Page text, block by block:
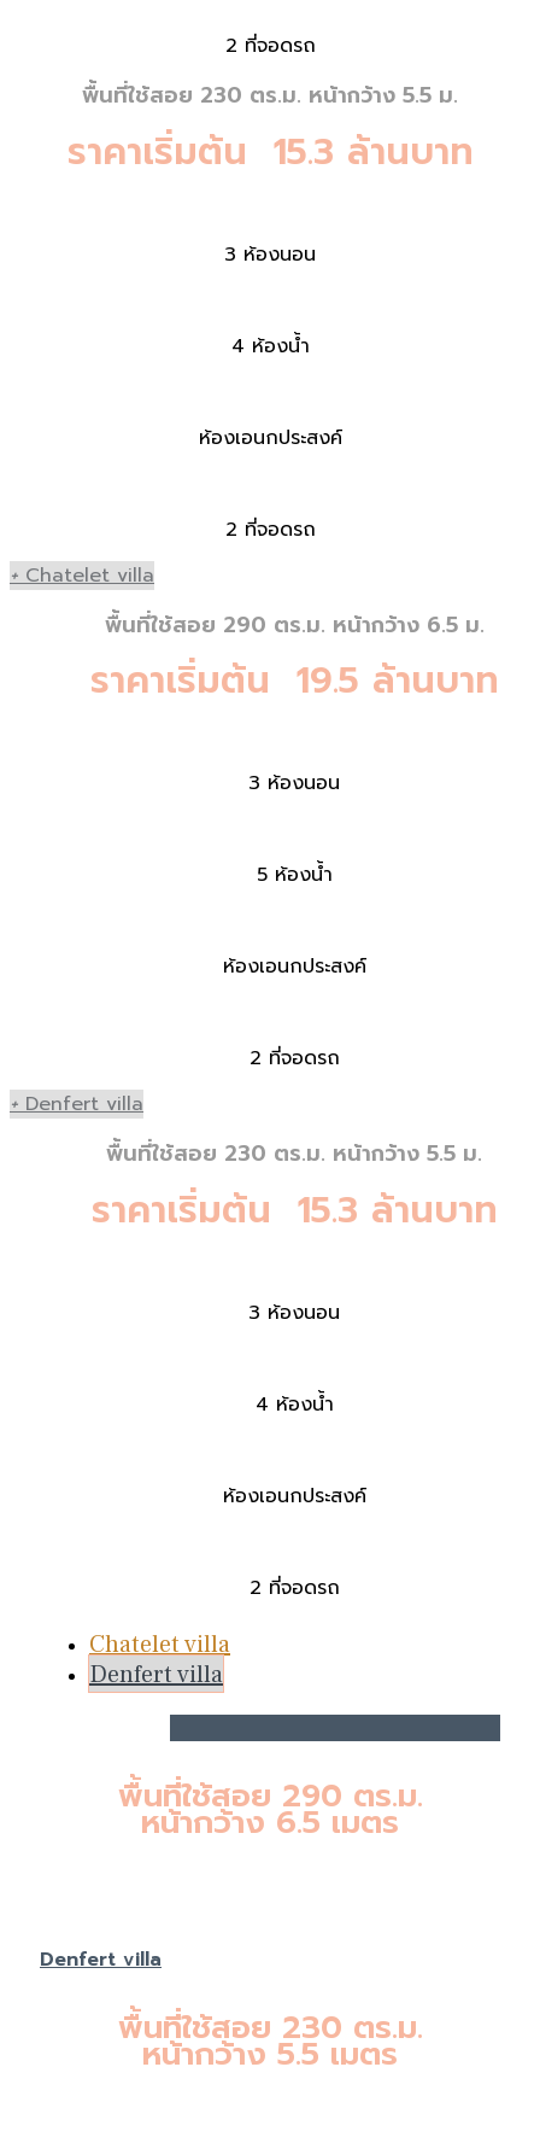
2 ที่จอดรถ
พื้นที่ใช้สอย 230 ตร.ม. หน้ากว้าง 5.5 ม.
ราคาเริ่มต้น 15.3 ล้านบาท
3 ห้องนอน
4 ห้องน้ำ
ห้องเอนกประสงค์
2 ที่จอดรถ
+ Chatelet villa
พื้นที่ใช้สอย 290 ตร.ม. หน้ากว้าง 6.5 ม.
ราคาเริ่มต้น 19.5 ล้านบาท
3 ห้องนอน
5 ห้องน้ำ
ห้องเอนกประสงค์
2 ที่จอดรถ
+ Denfert villa
พื้นที่ใช้สอย 230 ตร.ม. หน้ากว้าง 5.5 ม.
ราคาเริ่มต้น 15.3 ล้านบาท
3 ห้องนอน
4 ห้องน้ำ
ห้องเอนกประสงค์
2 ที่จอดรถ
Chatelet villa
Denfert villa
พื้นที่ใช้สอย 290 ตร.ม.
หน้ากว้าง 6.5 เมตร
Denfert villa
พื้นที่ใช้สอย 230 ตร.ม.
หน้ากว้าง 5.5 เมตร